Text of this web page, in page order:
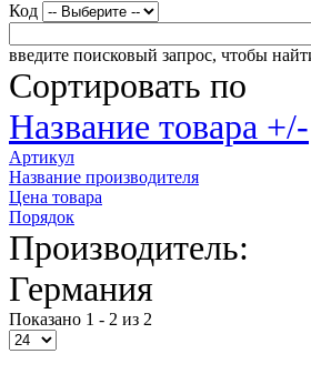
Код
введите поисковый запрос, чтобы
Сортировать по
Название товара +/-
Артикул
Название производителя
Цена товара
Порядок
Производитель:
Германия
Показано 1 - 2 из 2